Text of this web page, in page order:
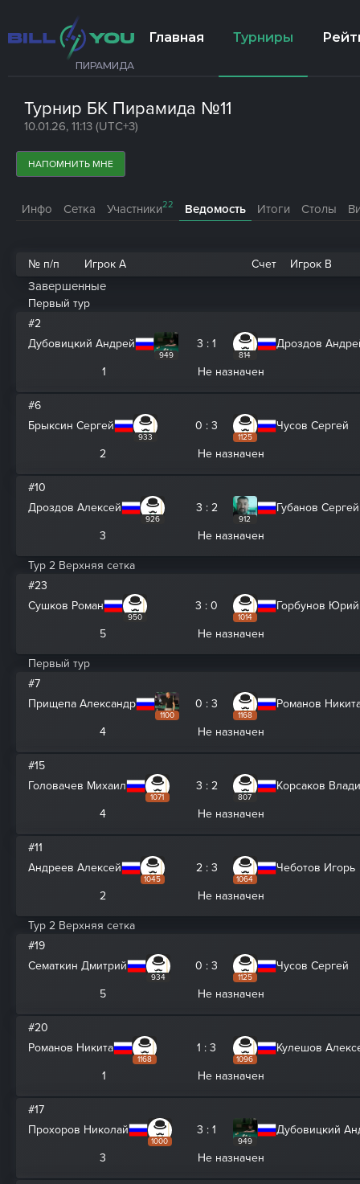
ПИРАМИДА
Главная Турниры
Турнир БК Пирамида №11
10.01.26, 11:13 (UTC+3)
НАПОМНИТЬ МНЕ
Инфо Сетка Участники22 Ведомость Итоги Столы
№ п/п Игрок A Счет Игрок B
Завершенные
Первый тур
#2
Дубовицкий Андрей
949
3 : 1
814
Дроздов
1 Не назначен
#6
Брыксин Сергей
933
0 : 3
1125
Чусов Сергей
2 Не назначен
#10
Дроздов Алексей
926
3 : 2
912
Губанов Сергей
3 Не назначен
Тур 2 Верхняя сетка
#23
Сушков Роман
950
3 : 0
1014
Горбунов Юрий
5 Не назначен
Первый тур
#7
Прищепа Александр
1100
0 : 3
1168
Романов
4 Не назначен
#15
Головачев Михаил
1071
3 : 2
807
Корсаков
4 Не назначен
#11
Андреев Алексей
1045
2 : 3
1064
Чеботов Игорь
2 Не назначен
Тур 2 Верхняя сетка
#19
Сематкин Дмитрий
934
0 : 3
1125
Чусов Сергей
5 Не назначен
#20
Романов Никита
1168
1 : 3
1096
Кулешов
1 Не назначен
#17
Прохоров Николай
1000
3 : 1
949
Дубовицкий
3 Не назначен